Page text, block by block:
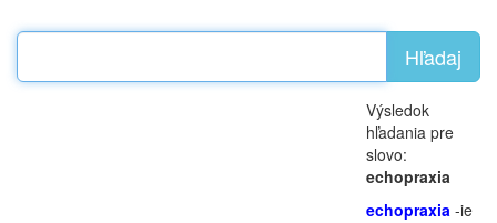
Hľadaj
Výsledok
hľadania pre
slovo:
echopraxia
echopraxia -ie